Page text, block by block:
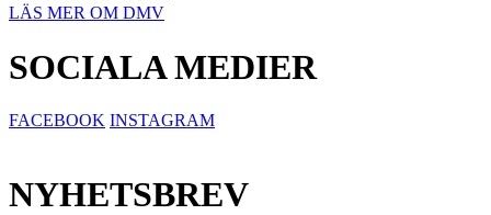
LÄS MER OM DMV
SOCIALA MEDIER
FACEBOOK INSTAGRAM
NYHETSBREV